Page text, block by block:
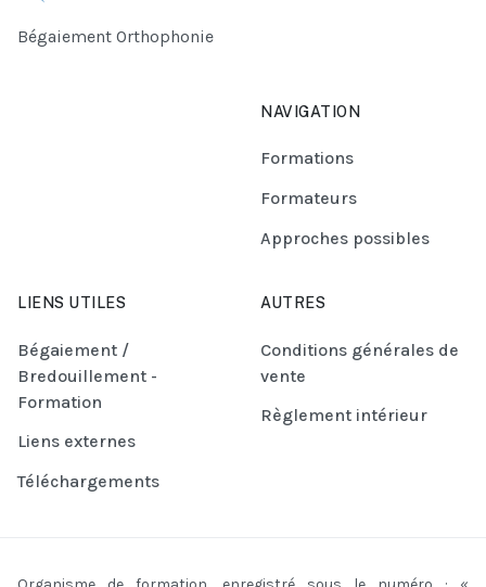
Bégaiement Orthophonie
NAVIGATION
Formations
Formateurs
Approches possibles
LIENS UTILES
Bégaiement /
Bredouillement -
Formation
Liens externes
Téléchargements
AUTRES
Conditions générales de
vente
Règlement intérieur